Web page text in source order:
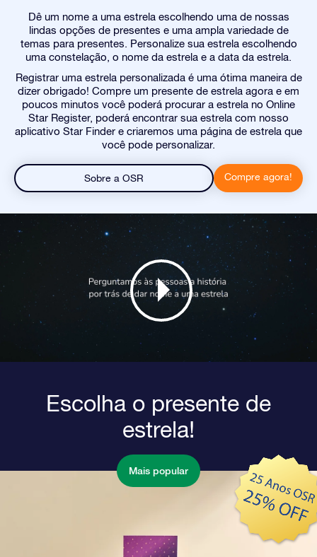
Dê um nome a uma estrela escolhendo uma de nossas
lindas opções de presentes e uma ampla variedade de
temas para presentes. Personalize sua estrela escolhendo
uma constelação, o nome da estrela e a data da estrela.
Registrar uma estrela personalizada é uma ótima maneira de
dizer obrigado! Compre um presente de estrela agora e em
poucos minutos você poderá procurar a estrela no Online
Star Register, poderá encontrar sua estrela com nosso
aplicativo Star Finder e criaremos uma página de estrela que
você pode personalizar.
Sobre a OSR Compre agora!
Escolha o presente de
estrela!
Mais popular